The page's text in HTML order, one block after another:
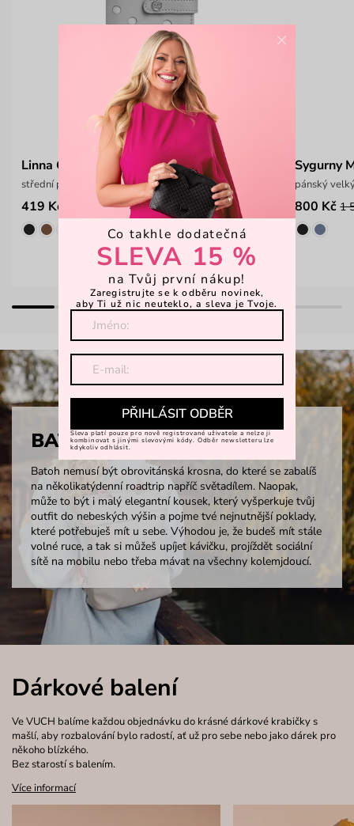
Linna Grey
střední puntíkatá peněženka na patent
419 Kč 599 Kč
Sygurny
pánský
800 Kč 1
BATŮŽKY
Batoh nemusí být obrovitánská krosna, do které se zabalíš
na několikatýdenní roadtrip napříč světadílem. Naopak,
může to být i malý elegantní kousek, který vyšperkuje tvůj
outfit do nebeských výšin a pojme tvé nejnutnější poklady,
které potřebuješ mít u sebe. Výhodou je, že budeš mít stále
volné ruce, a tak si můžeš upíjet kávičku, projíždět sociální
sítě na mobilu nebo třeba mávat na všechny kolemjdoucí.
Dárkové balení
Ve VUCH balíme každou objednávku do krásné dárkové krabičky s
mašlí, aby rozbalování bylo radostí, ať už pro sebe nebo jako dárek pro
někoho blízkého.
Bez starostí s balením.
Více informací
×
Co takhle dodatečná
SLEVA 15 %
na Tvůj první nákup!
Zaregistrujte se k odběru novinek,
aby Ti už nic neuteklo, a sleva je Tvoje.
PŘIHLÁSIT ODBĚR
Sleva platí pouze pro nově registrované uživatele a nelze ji
kombinovat s jinými slevovými kódy. Odběr newsletteru lze
kdykoliv odhlásit.